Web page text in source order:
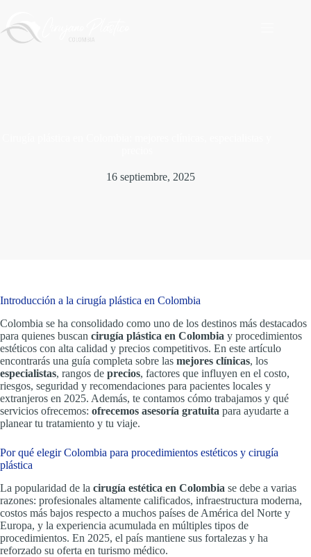
contenido
16 septiembre, 2025
Introducción a la cirugía plástica en Colombia
Colombia se ha consolidado como uno de los destinos más destacados
para quienes buscan cirugía plástica en Colombia y procedimientos
estéticos con alta calidad y precios competitivos. En este artículo
encontrarás una guía completa sobre las mejores clínicas, los
especialistas, rangos de precios, factores que influyen en el costo,
riesgos, seguridad y recomendaciones para pacientes locales y
extranjeros en 2025. Además, te contamos cómo trabajamos y qué
servicios ofrecemos: ofrecemos asesoría gratuita para ayudarte a
planear tu tratamiento y tu viaje.
Por qué elegir Colombia para procedimientos estéticos y cirugía
plástica
La popularidad de la cirugía estética en Colombia se debe a varias
razones: profesionales altamente calificados, infraestructura moderna,
costos más bajos respecto a muchos países de América del Norte y
Europa, y la experiencia acumulada en múltiples tipos de
procedimientos. En 2025, el país mantiene sus fortalezas y ha
reforzado su oferta en turismo médico.